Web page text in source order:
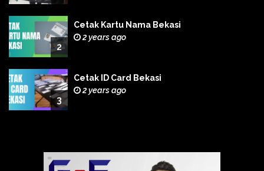
2
Cetak Kartu Nama Bekasi
2 years ago
3
Cetak ID Card Bekasi
2 years ago